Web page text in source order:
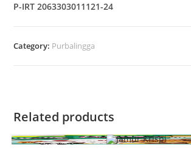
P-IRT 2063303011121-24
Category: Purbalingga
Related products